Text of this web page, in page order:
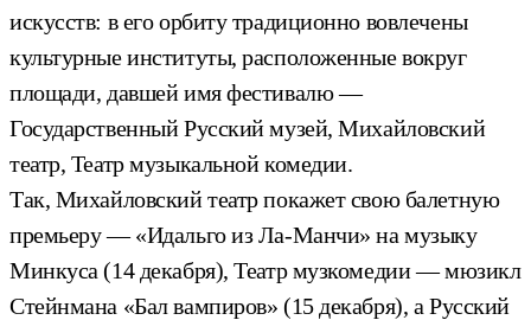
искусств: в его орбиту традиционно вовлечены
культурные институты, расположенные вокруг
площади, давшей имя фестивалю —
Государственный Русский музей, Михайловский
театр, Театр музыкальной комедии.
Так, Михайловский театр покажет свою балетную
премьеру — «Идальго из Ла-Манчи» на музыку
Минкуса (14 декабря), Театр музкомедии — мюзикл
Стейнмана «Бал вампиров» (15 декабря), а Русский